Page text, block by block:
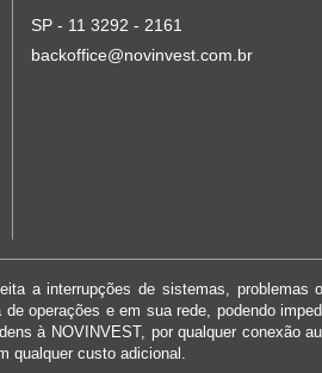
SP - 11 3292 - 2161
backoffice@novinvest.com.br
a interrupções de sistemas,
operações e em sua rede, podendo
à NOVINVEST, por qualquer conexão
qualquer custo adicional.